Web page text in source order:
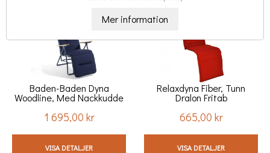
Baden-Baden Dyna
Woodline, Med Nackkudde
Pris
1 695,00 kr
VISA DETALJER
Relaxdyna Fiber, Tunn
Dralon Fritab
Pris
665,00 kr
VISA DETALJER